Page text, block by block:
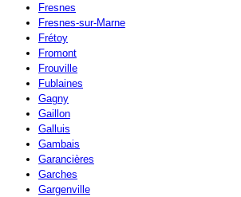
Fresnes
Fresnes-sur-Marne
Frétoy
Fromont
Frouville
Fublaines
Gagny
Gaillon
Galluis
Gambais
Garancières
Garches
Gargenville